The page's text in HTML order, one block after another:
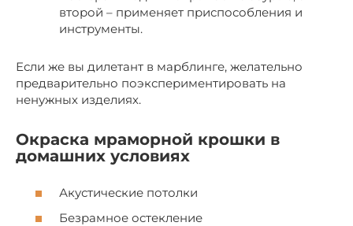
второй – применяет приспособления и
инструменты.
Если же вы дилетант в марблинге, желательно
предварительно поэкспериментировать на
ненужных изделиях.
Окраска мраморной крошки в
домашних условиях
Акустические потолки
Безрамное оcтекление